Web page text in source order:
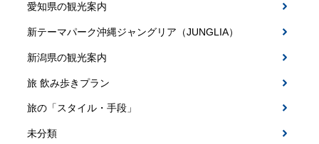
愛知県の観光案内
新テーマパーク沖縄ジャングリア（JUNGLIA）
新潟県の観光案内
旅 飲み歩きプラン
旅の「スタイル・手段」
未分類